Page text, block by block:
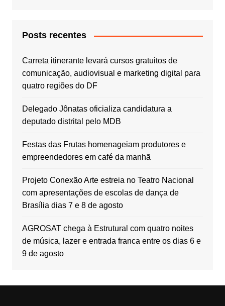
Posts recentes
Carreta itinerante levará cursos gratuitos de
comunicação, audiovisual e marketing digital para
quatro regiões do DF
Delegado Jônatas oficializa candidatura a
deputado distrital pelo MDB
Festas das Frutas homenageiam produtores e
empreendedores em café da manhã
Projeto Conexão Arte estreia no Teatro Nacional
com apresentações de escolas de dança de
Brasília dias 7 e 8 de agosto
AGROSAT chega à Estrutural com quatro noites
de música, lazer e entrada franca entre os dias 6 e
9 de agosto